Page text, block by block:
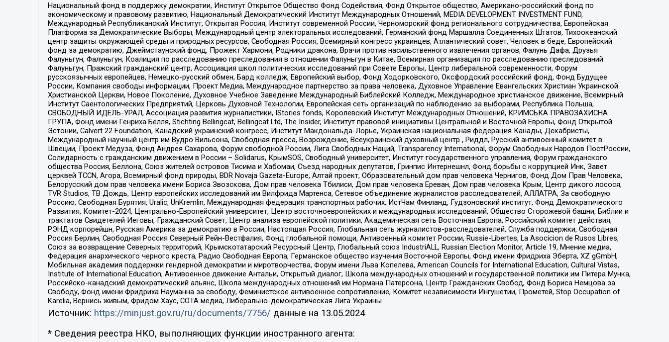
Национальный фонд в поддержку демократии, Институт Открытое Общество Фонд Содействия, Фонд Открытое общество, Американо-российский фонд по
экономическому и правовому развитию, Национальный Демократический Институт Международных Отношений, MEDIA DEVELOPMENT INVESTMENT FUND,
Международный Республиканский Институт, Открытая Россия, Институт современной России, Черноморский фонд регионального сотрудничества, Европейская
Платформа за Демократические Выборы, Международный центр электоральных исследований, Германский фонд Маршалла Соединенных Штатов, Тихоокеанский
центр защиты окружающей среды и природных ресурсов, Свободная Россия, Всемирный конгресс украинцев, Атлантический совет, Человек в беде, Европейский
фонд за демократию, Джеймстаунский фонд, Прожект Хармони, Родники дракона, Врачи против насильственного извлечения органов, Фалунь Дафа, Друзья
Фалуньгун, Фалуньгун, Коалиция по расследованию преследования в отношении Фалуньгун в Китае, Всемирная организация по расследованию преследований
Фалуньгун, Пражский гражданский центр, Ассоциация школ политических исследований при Совете Европы, Центр либеральной современности, Форум
русскоязычных европейцев, Немецко-русский обмен, Бард колледж, Европейский выбор, Фонд Ходорковского, Оксфордский российский фонд, Фонд Будущее
России, Компания свободы информации, Проект Медиа, Международное партнерство за права человека, Духовное Управление Евангельских Христиан Украинской
Христианской Церкви, Новое Поколение, Духовное Учебное Заведение Международный Библейский Колледж, Международное христианское движение, Всемирный
Институт Саентологических Предприятий, Церковь Духовной Технологии, Европейская сеть организаций по наблюдению за выборами, Республика Польша,
СВОБОДНЫЙ ИДЕЛЬ-УРАЛ, Ассоциация развития журналистики, IStories fonds, Королевский Институт Международных Отношений, КРИМСЬКА ПРАВОЗАХИСНА
ГРУПА, Фонд имени Генриха Бёлля, Stichting Bellingcat, Bellingcat Ltd, The Insider, Институт правовой инициативы Центральной и Восточной Европы, Фонд Открытой
Эстонии, Calvert 22 Foundation, Канадский украинский конгресс, Институт Макдональда-Лорье, Украинская национальная федерация Канады, Декабристы,
Международный научный центр им Вудро Вильсона, Свободная пресса, Возрождение, Всеукраинский духовный центр , Риддл, Русский антивоенный комитет в
Швеции, Проект Медуза, Фонд Андрея Сахарова, Форум свободной России, Лига Свободных Наций, Transparеncy International, Форум Свободных Народов ПостРоссии,
Солидарность с гражданским движением в России – Solidarus, КрымSOS, Свободный университет, Институт государственного управления, Форум гражданского
общества Россия, Беллона, Союз жителей островов Тисима и Хабомаи, Съезд народных депутатов, Гринпис Интернешнл, Фонд борьбы с коррупцией Инк, Завет
церквей TCCN, Агора, Всемирный фонд природы, BDR Novaja Gazeta-Europe, Алтай проект, Образовательный дом прав человека Чернигов, Фонд Дом Прав Человека,
Белорусский дом прав человека имени Бориса Звозскова, Дом прав человека Тбилиси, Дом прав человека Ереван, Дом прав человека Крым, Центр дикого лосося,
TVR Studios, ТВ Дождь, Центр европейских исследований им Вилфрида Мартенса, Сетевое объединение журналистов расследователей, АЛЛАТРА, За свободную
Россию, Свободная Бурятия, Uralic, UnKremlin, Международная федерация транспортных рабочих, ИстЧам Финланд, Гудзоновский институт, Фонд Демократического
Развития, Комитет-2024, Центрально-Европейский университет, Центр восточноевропейских и международных исследований, Общество Сторожевой башни, Библии и
трактатов Свидетелей Иеговы, Гражданский Совет, Центр анализа европейской политики, Академическая сеть Восточная Европа, Российский комитет действия,
РЭНД корпорейшн, Русская Америка за демократию в России, Настоящая Россия, Глобальная сеть журналистов-расследователей, Служба поддержки, Свободная
Россия Берлин, Свободная Россия Северный Рейн-Вестфалия, Фонд глобальной помощи, Антивоенный комитет России, Russie-Libertes, La Asocicion de Rusos Libres,
Союз за возвращение Северных территорий, Крымскотатарский Ресурсный Центр, Глобальный союз IndustriALL, Russian Election Monitor, Article 19, Мнение медиа,
Федерация анархического черного креста, Радио Свободная Европа, Германское общество изучения Восточной Европы, Фонд имени Фридриха Эберта, XZ gGmbH,
Мобильная академия поддержки гендерной демократии и миротворчества, Форум имени Льва Копелева, American Councils for International Education, Cultural Vistas,
Institute of International Education, Антивоенное движение Антальи, Открытый диалог, Школа международных отношений и государственной политики им Питера Мунка,
Российско-канадский демократический альянс, Школа международных отношений им Нормана Патерсона, Центр Гражданских Свобод, Фонд Бориса Немцова за
Свободу, Фонд имени Фридриха Науманна за свободу, Феминистское антивоенное сопротивление, Комитет независимости Ингушетии, Прометей, Stop Occupation of
Karelia, Вернись живым, Фридом Хаус, СОТА медиа, Либерально-демократическая Лига Украины
Источник: https://minjust.gov.ru/ru/documents/7756/ данные на 13.05.2024
* Сведения реестра НКО, выполняющих функции иностранного агента: